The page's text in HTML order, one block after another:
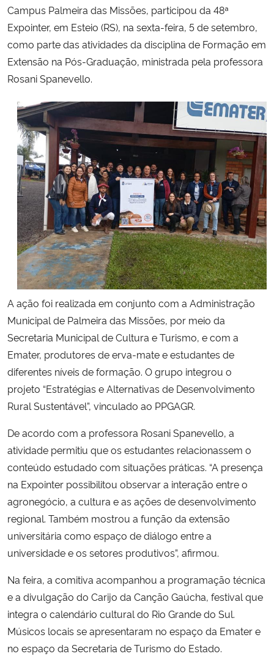
Ministério do Turismo
Ministério do Desenvolvimento Regional
Controladoria-Geral da União
Ministério da Mulher, da Família e dos Direitos Humanos
Secretaria-Geral
Secretaria de Governo
Gabinete de Segurança Institucional
Advocacia-Geral da União
Banco Central do Brasil
Planalto
Campus Palmeira das Missões, participou da 48ª
Expointer, em Esteio (RS), na sexta-feira, 5 de setembro,
como parte das atividades da disciplina de Formação em
Extensão na Pós-Graduação, ministrada pela professora
Rosani Spanevello.
A ação foi realizada em conjunto com a Administração
Municipal de Palmeira das Missões, por meio da
Secretaria Municipal de Cultura e Turismo, e com a
Emater, produtores de erva-mate e estudantes de
diferentes níveis de formação. O grupo integrou o
projeto “Estratégias e Alternativas de Desenvolvimento
Rural Sustentável”, vinculado ao PPGAGR.
De acordo com a professora Rosani Spanevello, a
atividade permitiu que os estudantes relacionassem o
conteúdo estudado com situações práticas. “A presença
na Expointer possibilitou observar a interação entre o
agronegócio, a cultura e as ações de desenvolvimento
regional. Também mostrou a função da extensão
universitária como espaço de diálogo entre a
universidade e os setores produtivos”, afirmou.
Na feira, a comitiva acompanhou a programação técnica
e a divulgação do Carijo da Canção Gaúcha, festival que
integra o calendário cultural do Rio Grande do Sul.
Músicos locais se apresentaram no espaço da Emater e
no espaço da Secretaria de Turismo do Estado.